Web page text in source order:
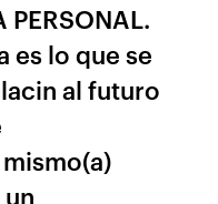
PERSONAL.
es lo que se
al futuro